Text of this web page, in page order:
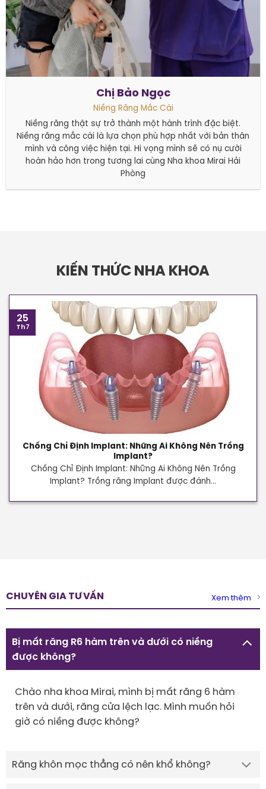
Chị Bảo Ngọc
Niềng Răng Mắc Cài
Niềng răng thật sự trở thành một hành trình đặc biệt.
Niềng răng mắc cài là lựa chọn phù hợp nhất với bản thân
mình và công việc hiện tại. Hi vọng mình sẽ có nụ cười
hoàn hảo hơn trong tương lai cùng Nha khoa Mirai Hải
Phòng
KIẾN THỨC NHA KHOA
Chống Chỉ Định Implant: Những Ai Không Nên Trồng
Implant?
Chống Chỉ Định Implant: Những Ai Không Nên Trồng
Implant? Trồng răng Implant được đánh...
25
Th7
CHUYÊN GIA TƯ VẤN Xem thêm
Bị mất răng R6 hàm trên và dưới có niềng
được không?
Chào nha khoa Mirai, mình bị mất răng 6 hàm
trên và dưới, răng cửa lệch lạc. Mình muốn hỏi
giờ có niềng được không?
Răng khôn mọc thẳng có nên khổ không?